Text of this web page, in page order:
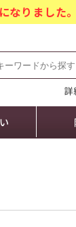
なりました
詳